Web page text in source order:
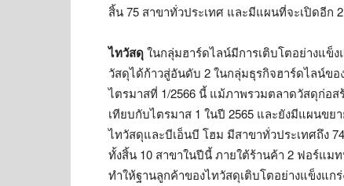
สิ้น 75 สาขาทั่วประเทศ และมีแผนที่จะเปิดอีก
ไทวัสดุในกลุ่มฮาร์ดไลน์มีการเติบโตอย่างแข็
วัสดุได้ก้าวสู่อันดับ 2 ในกลุ่มธุรกิจฮาร์ดไลน์ข
ไตรมาสที่ 1/2566 นี้ แม้ภาพรวมตลาดวัสดุก่อส
เทียบกับไตรมาส 1 ในปี 2565 และยังมีแผนขย
ไทวัสดุและบีเอ็นบี โฮม มีสาขาทั่วประเทศถึง
ทั้งสิ้น 10 สาขาในปีนี้ ภายใต้ร้านค้า 2 ฟอร์แ
ทำให้ฐานลูกค้าของไทวัสดุเติบโตอย่างแข็งแก